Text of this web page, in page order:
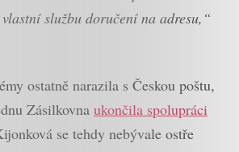
službu doručení na adresu,“
ostatně narazila s Českou poštu,
Zásilkovna ukončila spolupráci
se tehdy nebývale ostře